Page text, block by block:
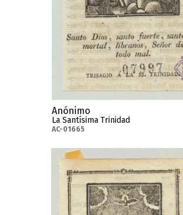
Anónimo
La Santísima Trinidad
AC-01665